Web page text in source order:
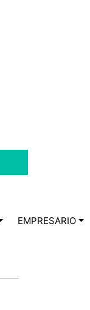
EMPRESARIO